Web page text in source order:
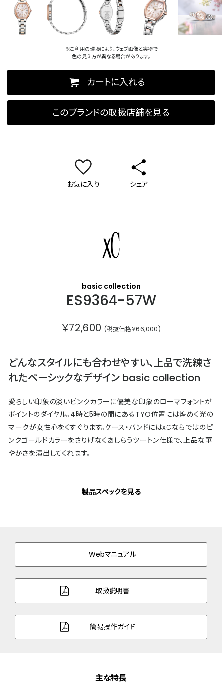
※ご利用の環境により、ウェブ画像と実物で
色の見え方が異なる場合があります。
カートに入れる
このブランドの取扱店舗を見る
お気に入り シェア
basic collection
ES9364-57W
￥72,600 (税抜価格￥66,000)
どんなスタイルにも合わせやすい、上品で洗練さ
れたベーシックなデザイン basic collection
愛らしい印象の淡いピンクカラーに優美な印象のローマフォントが
ポイントのダイヤル。4時と5時の間にあるTYO位置には煌めく光の
マークが女性心をくすぐります。ケース・バンドにはxCならではのピ
ンクゴールドカラーをさりげなくあしらうツートン仕様で、上品な華
やかさを演出してくれます。
製品スペックを見る
Webマニュアル
取扱説明書
簡易操作ガイド
主な特長